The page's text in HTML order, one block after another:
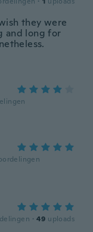
they were
and long for
· 49 uploads